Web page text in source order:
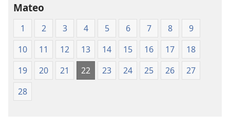
de
Santas
Escrituras
(edición
de 1987)
de
Santas
Escrituras
(edición
de 1987)
Mateo
1 2 3 4 5 6 7 8
9
10
11 12 13 14 15 16 17
18
19
20 21 22 23 24 25 26
27
28